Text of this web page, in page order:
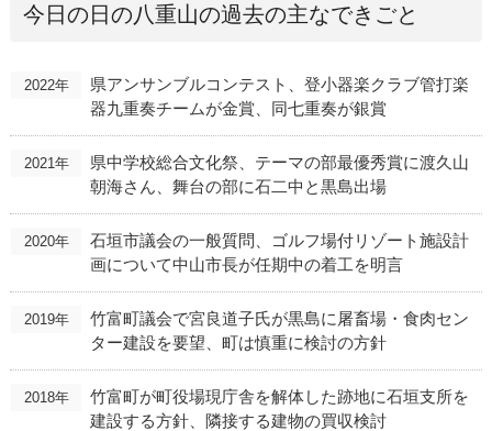
今日の日の八重山の過去の主なできごと
2022年
県アンサンブルコンテスト、登小器楽クラブ管打楽
器九重奏チームが金賞、同七重奏が銀賞
2021年
県中学校総合文化祭、テーマの部最優秀賞に渡久山
朝海さん、舞台の部に石二中と黒島出場
2020年
石垣市議会の一般質問、ゴルフ場付リゾート施設計
画について中山市長が任期中の着工を明言
2019年
竹富町議会で宮良道子氏が黒島に屠畜場・食肉セン
ター建設を要望、町は慎重に検討の方針
2018年
竹富町が町役場現庁舎を解体した跡地に石垣支所を
建設する方針、隣接する建物の買収検討